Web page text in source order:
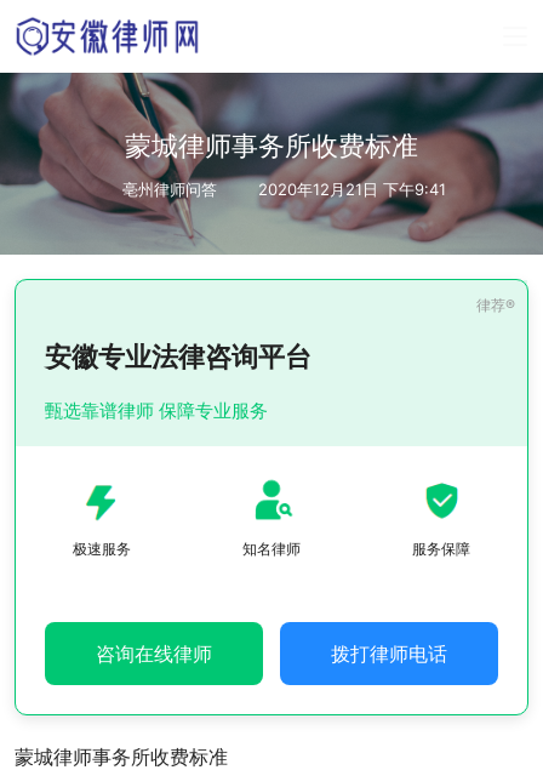
蒙城律师事务所收费标准
亳州律师问答 2020年12月21日 下午9:41
安徽专业法律咨询平台
甄选靠谱律师 保障专业服务
极速服务 知名律师 服务保障
咨询在线律师 拨打律师电话
蒙城律师事务所收费标准